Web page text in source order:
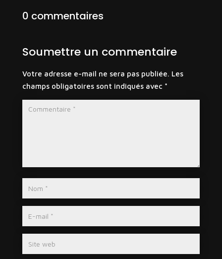
0 commentaires
Soumettre un commentaire
Votre adresse e-mail ne sera pas publiée. Les
champs obligatoires sont indiqués avec *